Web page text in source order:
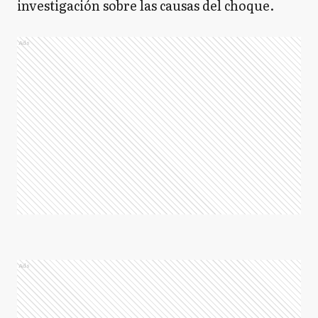
investigación sobre las causas del choque.
Ads
Ads